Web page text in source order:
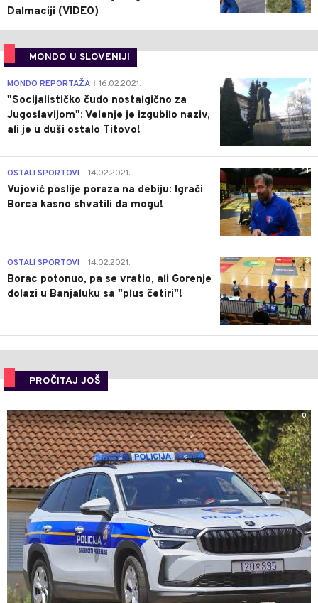
Dalmaciji (VIDEO)
MONDO U SLOVENIJI
4
MONDO REPORTAŽA 16.02.2021.
"Socijalističko čudo nostalgično za
Jugoslavijom": Velenje je izgubilo naziv,
ali je u duši ostalo Titovo!
1
OSTALI SPORTOVI 14.02.2021.
Vujović poslije poraza na debiju: Igrači
Borca kasno shvatili da mogu!
3
OSTALI SPORTOVI 14.02.2021.
Borac potonuo, pa se vratio, ali Gorenje
dolazi u Banjaluku sa "plus četiri"!
PROČITAJ JOŠ
0